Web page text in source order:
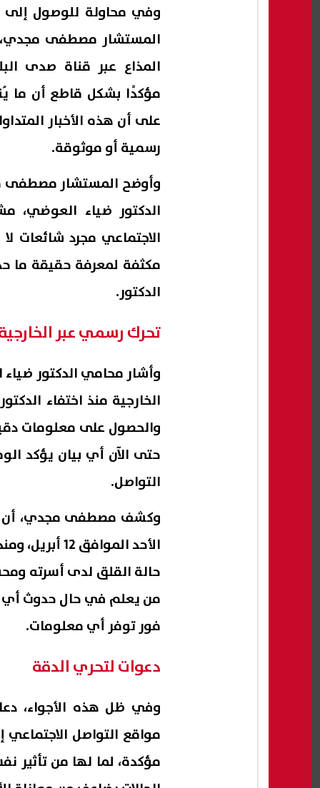
وفي محاولة للوصول إلى
المستشار مصطفى مجدي،
مؤكدًا بشكل قاطع أن ما
على أن هذه الأخبار
رسمية أو موثوقة.
وأوضح المستشار مصطفى
الدكتور ضياء العوضي،
الاجتماعي مجرد شائعات
مكثفة لمعرفة حقيقة ما
الدكتور.
تحرك رسمي عبر
وأشار محامي الدكتور
الخارجية منذ اختفاء
والحصول على معلومات
حتى الآن أي بيان يؤكد
التواصل.
وكشف مصطفى مجدي، أن
الأحد
حالة القلق لدى أسرته
من يعلم في حال حدوث أي
فور توفر أي معلومات.
دعوات لتحري الدقة
وفي ظل هذه الأجواء،
مواقع التواصل
مؤكدة، لما لها من تأثير